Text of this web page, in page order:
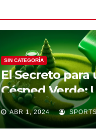
SIN CATEGORÍA
El Secreto para
Césped Verde:
de Colorantes y
Pinturas para
ABR 1, 2024